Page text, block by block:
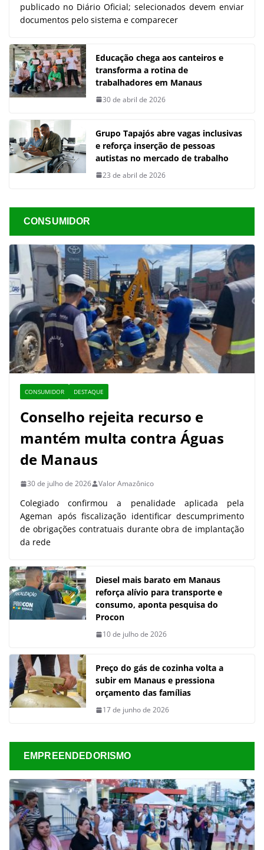
publicado no Diário Oficial; selecionados devem enviar
documentos pelo sistema e comparecer
Educação chega aos canteiros e
transforma a rotina de
trabalhadores em Manaus
30 de abril de 2026
Grupo Tapajós abre vagas inclusivas
e reforça inserção de pessoas
autistas no mercado de trabalho
23 de abril de 2026
CONSUMIDOR
CONSUMIDOR DESTAQUE
Conselho rejeita recurso e
mantém multa contra Águas
de Manaus
30 de julho de 2026 Valor Amazônico
Colegiado confirmou a penalidade aplicada pela
Ageman após fiscalização identificar descumprimento
de obrigações contratuais durante obra de implantação
da rede
Diesel mais barato em Manaus
reforça alívio para transporte e
consumo, aponta pesquisa do
Procon
10 de julho de 2026
Preço do gás de cozinha volta a
subir em Manaus e pressiona
orçamento das famílias
17 de junho de 2026
EMPREENDEDORISMO